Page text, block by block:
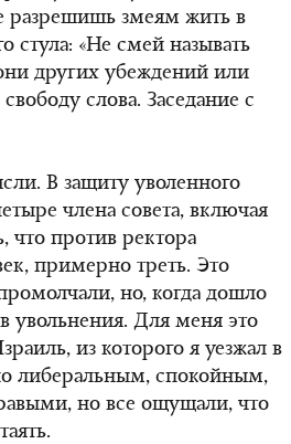
разрешишь змеям жить в
стула: «Не смей называть
других убеждений или
слова. Заседание с
В защиту уволенного
члена совета, включая
что против ректора
примерно треть. Это
но, когда дошло
увольнения. Для меня это
из которого я уезжал в
либеральным, спокойным,
но все ощущали, что